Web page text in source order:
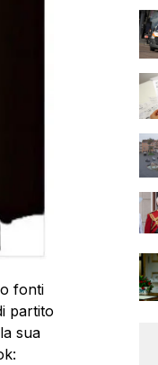
fonti
partito
sua